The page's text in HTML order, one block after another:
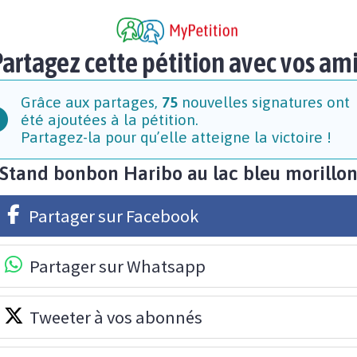
cette pétition avec vos
Grâce aux partages, 75nouvelles signatures ont
été ajoutées à la pétition.
Partagez-la pour qu’elle atteigne la victoire !
Stand bonbon Haribo au lac bleu morillon
Partager sur Facebook
Partager sur Whatsapp
Tweeter à vos abonnés